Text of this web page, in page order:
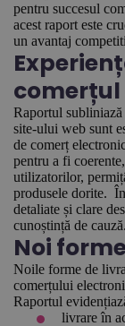
pentru succesul
acest raport este
un avantaj
Raportul
site-ului web sunt
de comerț
pentru a fi
utilizatorilor,
produsele dorite.
detaliate și clare
cunoștință de cauză.
Noi
Noile forme de
comerțului
Raportul
livrare în